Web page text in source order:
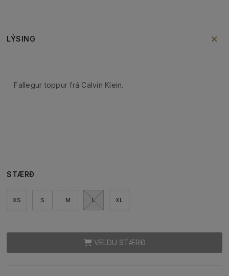
LÝSING
Fallegur toppur frá Calvin Klein.
STÆRÐ
XS S M L XL
VELDU STÆRÐ